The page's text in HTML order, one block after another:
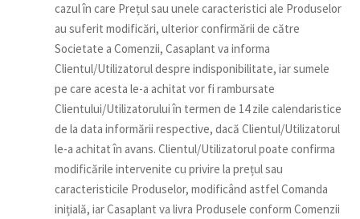
cazul în care Prețul sau unele caracteristici ale Produselor
au suferit modificări, ulterior confirmării de către
Societate a Comenzii, Casaplant va informa
Clientul/Utilizatorul despre indisponibilitate, iar sumele
pe care acesta le-a achitat vor fi rambursate
Clientului/Utilizatorului în termen de 14 zile calendaristice
de la data informării respective, dacă Clientul/Utilizatorul
le-a achitat în avans. Clientul/Utilizatorul poate confirma
modificările intervenite cu privire la prețul sau
caracteristicile Produselor, modificând astfel Comanda
inițială, iar Casaplant va livra Produsele conform Comenzii